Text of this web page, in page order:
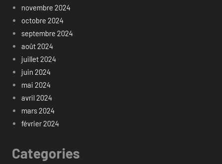
novembre 2024
octobre 2024
septembre 2024
août 2024
juillet 2024
juin 2024
mai 2024
avril 2024
mars 2024
février 2024
Categories